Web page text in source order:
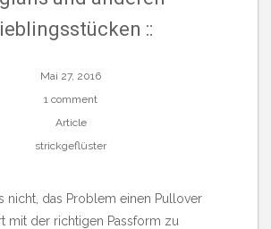
::
Mai 27, 2016
1 comment
Article
strickgeflüster
nicht, das Problem einen Pullover
mit der richtigen Passform zu